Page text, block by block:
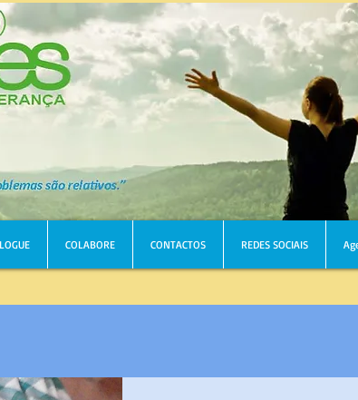
COLABORE CONTACTOS REDES SOCIAIS